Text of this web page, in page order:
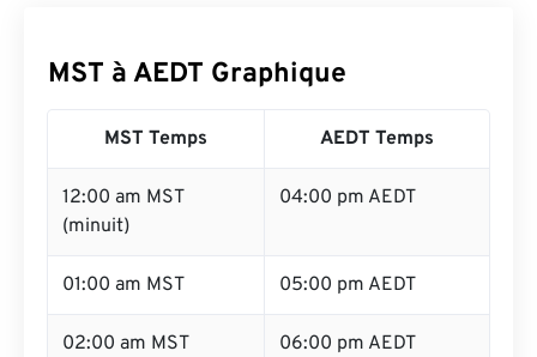
MST à AEDT Graphique
MST Temps AEDT Temps
12:00 am MST
(minuit)
04:00 pm AEDT
01:00 am MST 05:00 pm AEDT
02:00 am MST 06:00 pm AEDT